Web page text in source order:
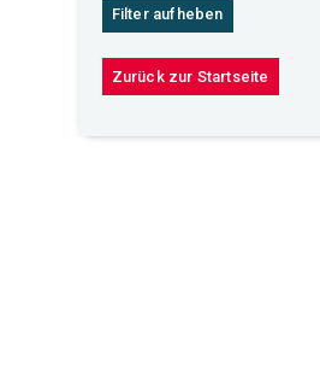
Filter aufheben
Zurück zur Startseite